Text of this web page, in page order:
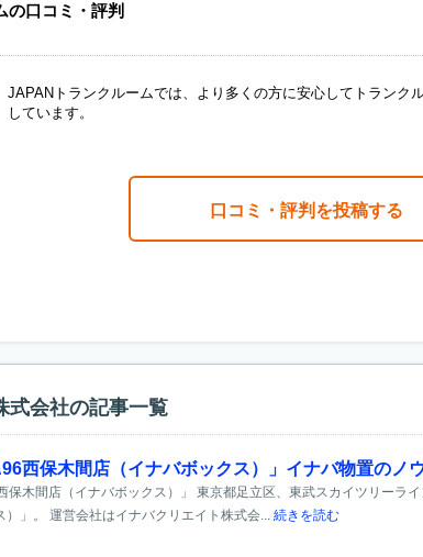
の口コミ・評判
JAPANトランクルームでは、より多くの方に安心してトランク
しています。
口コミ・評判を投稿する
式会社の記事一覧
西保木間店（イナバボックス）」イナバ物置のノ
保木間店（イナバボックス）」 東京都足立区、東武スカイツリーラ
）」。 運営会社はイナバクリエイト株式会...
続きを読む